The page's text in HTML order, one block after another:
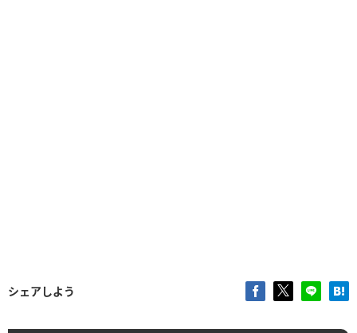
シェアしよう